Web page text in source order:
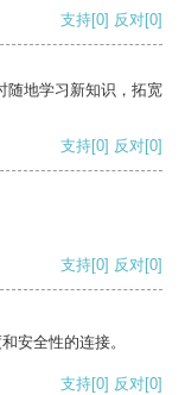
支持[0] 反对[0]
随地学习新知识，拓宽
支持[0] 反对[0]
支持[0] 反对[0]
安全性的连接。
支持[0] 反对[0]